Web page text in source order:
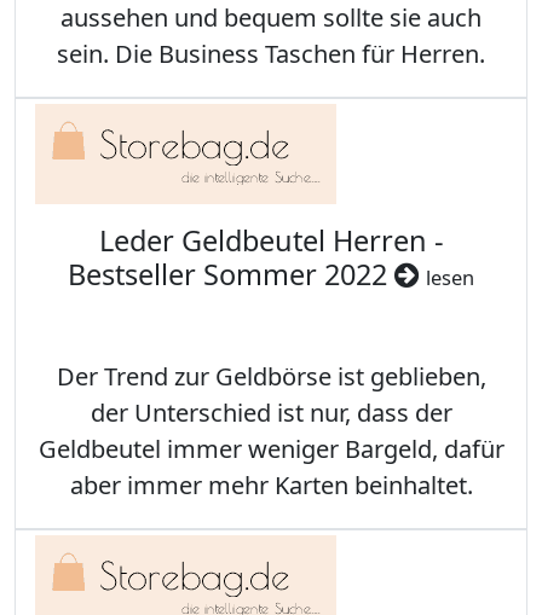
aussehen und bequem sollte sie auch
sein. Die Business Taschen für Herren.
Leder Geldbeutel Herren -
Bestseller Sommer 2022
lesen
Der Trend zur Geldbörse ist geblieben,
der Unterschied ist nur, dass der
Geldbeutel immer weniger Bargeld, dafür
aber immer mehr Karten beinhaltet.